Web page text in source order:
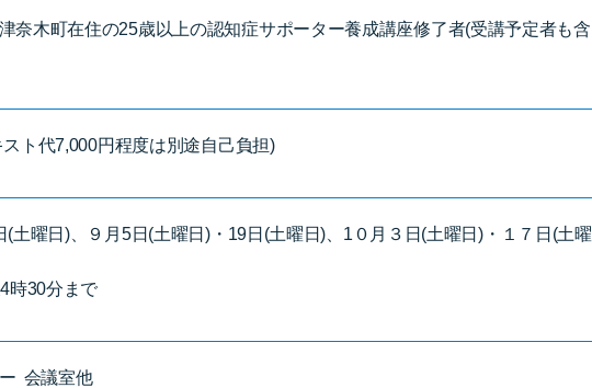
奈木町在住の25歳以上の認知症サポーター養成講座修了者(受講予定者も含
ト代7,000円程度は別途自己負担)
(土曜日)、９月5日(土曜日)・19日(土曜日)、1０月３日(土曜日)・１７日(土曜
時30分まで
会議室他